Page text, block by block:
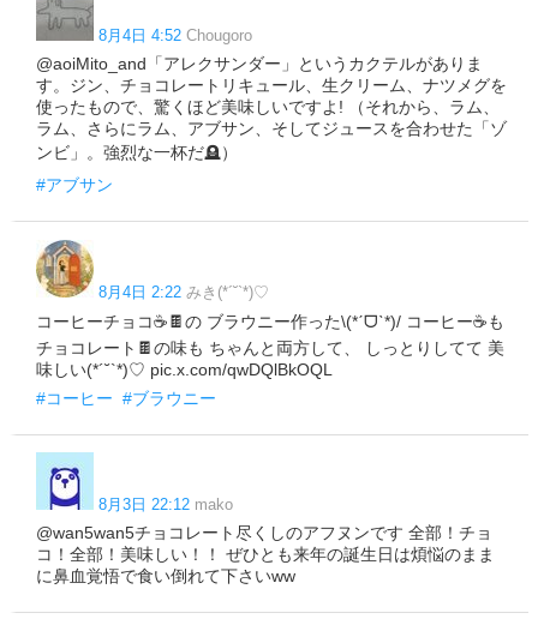
8月4日 4:52 Chougoro
@aoiMito_and「アレクサンダー」というカクテルがありま
す。ジン、チョコレートリキュール、生クリーム、ナツメグを
使ったもので、驚くほど美味しいですよ! （それから、ラム、
ラム、さらにラム、アブサン、そしてジュースを合わせた「ゾ
ンビ」。強烈な一杯だ🪦）
#アブサン
8月4日 2:22 みき(*´˘`*)♡
コーヒーチョコ☕️🍫の ブラウニー作った\(*ˊᗜˋ*)/ コーヒー☕️も
チョコレート🍫の味も ちゃんと両方して、 しっとりしてて 美
味しい(*´˘`*)♡ pic.x.com/qwDQlBkOQL
#コーヒー #ブラウニー
8月3日 22:12 mako
@wan5wan5チョコレート尽くしのアフヌンです 全部！チョ
コ！全部！美味しい！！ ぜひとも来年の誕生日は煩悩のまま
に鼻血覚悟で食い倒れて下さいww